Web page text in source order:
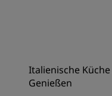
Italienische
Genießen